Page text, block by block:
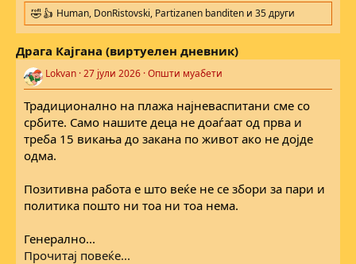
R
e
c
t
i
n
s
:
Human, DonRistovski, Partizanen banditen и 35 други
Драга Кајгана (виртуелен дневник)
Lokvan 27 јули 2026 Општи муабети
Традиционално на плажа најневаспитани сме со
србите. Само нашите деца не доаѓаат од прва и
треба 15 викања до закана по живот ако не дојде
одма.
Позитивна работа е што веќе не се збори за пари и
политика пошто ни тоа ни тоа нема.
Генерално...
Прочитај повеќе...